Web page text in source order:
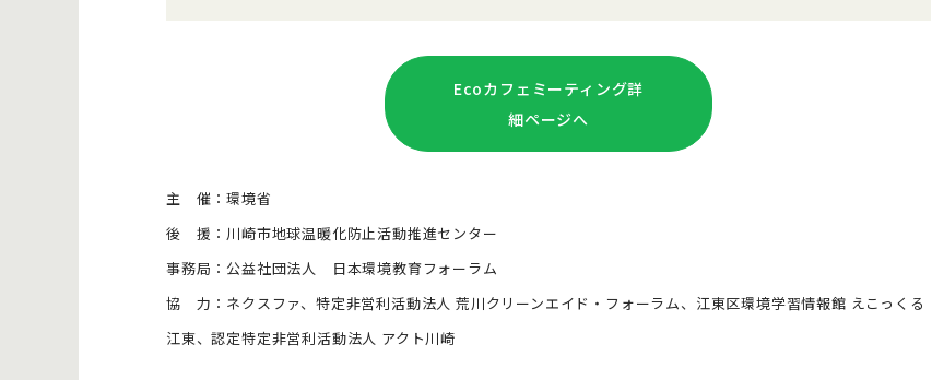
Ecoカフェミーティング詳
細ページへ
主 催：環境省
後 援：川崎市地球温暖化防止活動推進センター
事務局：公益社団法人 日本環境教育フォーラム
協 力：ネクスファ、特定非営利活動法人 荒川クリーンエイド・フォーラム、江東区環境学習情報館 えこっくる
江東、認定特定非営利活動法人 アクト川崎